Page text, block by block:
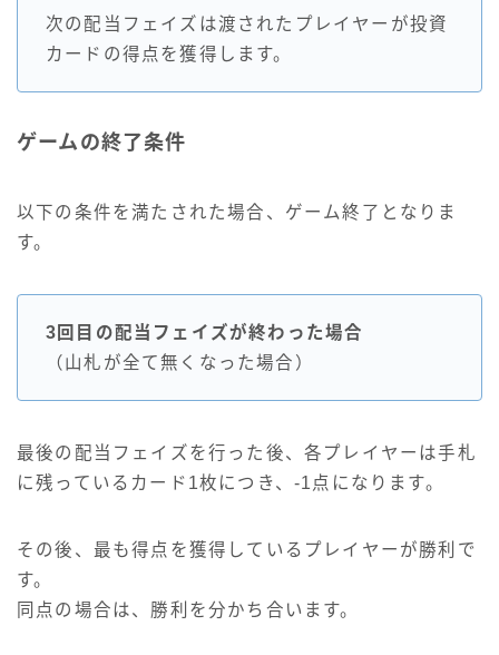
次の配当フェイズは渡されたプレイヤーが投資
カードの得点を獲得します。
ゲームの終了条件
以下の条件を満たされた場合、ゲーム終了となりま
す。
3回目の配当フェイズが終わった場合
（山札が全て無くなった場合）
最後の配当フェイズを行った後、各プレイヤーは手札
に残っているカード1枚につき、-1点になります。
その後、最も得点を獲得しているプレイヤーが勝利で
す。
同点の場合は、勝利を分かち合います。